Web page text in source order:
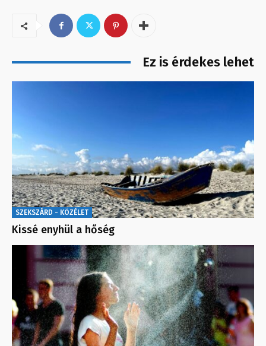
Ez is érdekes lehet
SZEKSZÁRD - KÖZÉLET
Kissé enyhül a hőség